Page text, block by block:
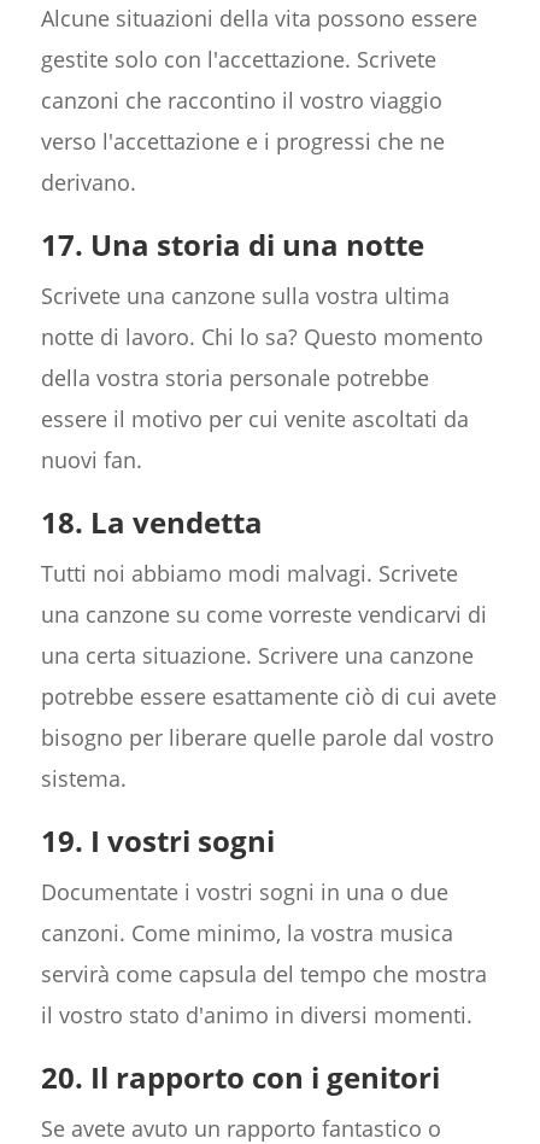
Alcune situazioni della vita possono essere
gestite solo con l'accettazione. Scrivete
canzoni che raccontino il vostro viaggio
verso l'accettazione e i progressi che ne
derivano.
17. Una storia di una notte
Scrivete una canzone sulla vostra ultima
notte di lavoro. Chi lo sa? Questo momento
della vostra storia personale potrebbe
essere il motivo per cui venite ascoltati da
nuovi fan.
18. La vendetta
Tutti noi abbiamo modi malvagi. Scrivete
una canzone su come vorreste vendicarvi di
una certa situazione. Scrivere una canzone
potrebbe essere esattamente ciò di cui avete
bisogno per liberare quelle parole dal vostro
sistema.
19. I vostri sogni
Documentate i vostri sogni in una o due
canzoni. Come minimo, la vostra musica
servirà come capsula del tempo che mostra
il vostro stato d'animo in diversi momenti.
20. Il rapporto con i genitori
Se avete avuto un rapporto fantastico o